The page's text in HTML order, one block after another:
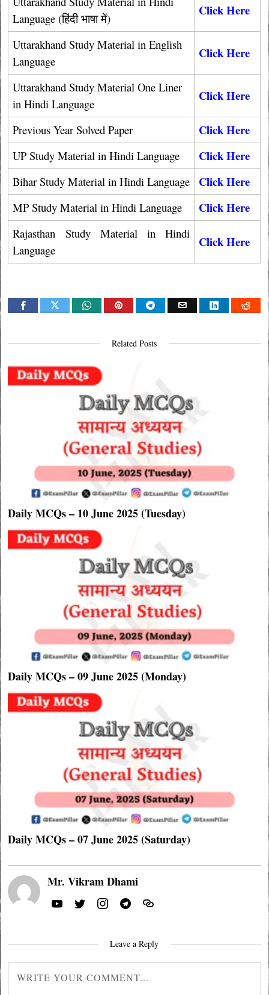
Language (हिंदी भाषा में)
Click Here
Uttarakhand Study Material in English
Language
Click Here
Uttarakhand Study Material One Liner
in Hindi Language
Click Here
Previous Year Solved Paper Click Here
UP Study Material in Hindi Language Click Here
Bihar Study Material in Hindi Language Click Here
MP Study Material in Hindi Language Click Here
Rajasthan Study Material in Hindi
Language
Click Here
Related Posts
Daily MCQs – 10 June 2025 (Tuesday)
Daily MCQs – 09 June 2025 (Monday)
Daily MCQs – 07 June 2025 (Saturday)
Mr. Vikram Dhami
Leave a Reply